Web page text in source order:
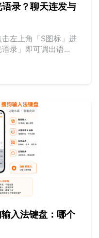
录？聊天连发与
左上角「S图标」进
录」即可调出语...
入法键盘：哪个